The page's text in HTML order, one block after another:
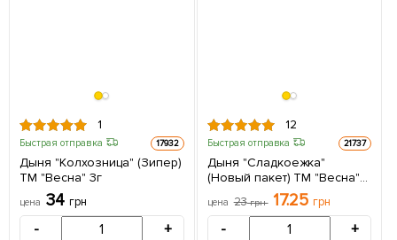
1
Быстрая отправка 17932
Дыня "Колхозница" (Зипер)
ТМ "Весна" 3г
цена 34 грн
- +
12
Быстрая отправка 21737
Дыня "Сладкоежка"
(Новый пакет) ТМ "Весна"
цена 23грн 17.25 грн
- +